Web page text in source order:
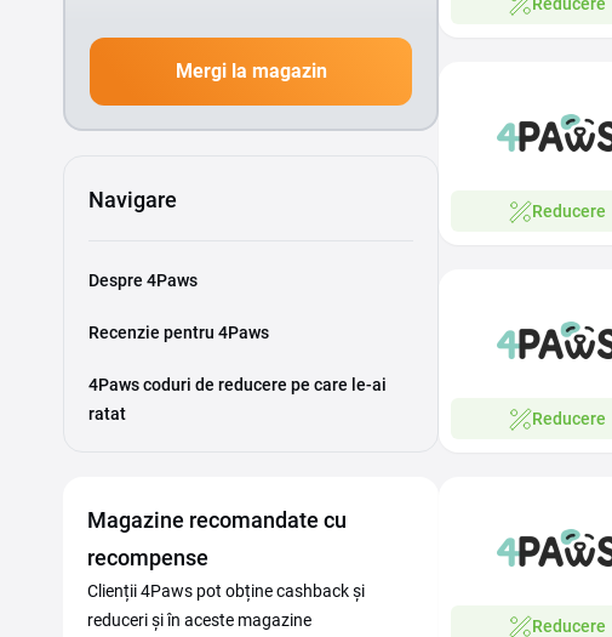
Mergi la magazin
Navigare
Despre 4Paws
Recenzie pentru 4Paws
4Paws coduri de reducere pe care le-ai
ratat
Magazine recomandate cu
recompense
Clienții 4Paws pot obține cashback și
reduceri și în aceste magazine
Reducere
Reducere
Reducere